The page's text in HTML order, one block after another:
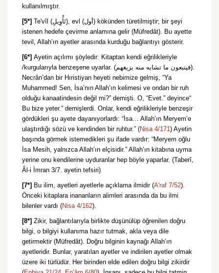
kullanılmıştır.
[5*] Te'vîl (تَأْوِيلِ), evl (أول) kökünden türetilmiştir; bir şeyi
istenen hedefe çevirme anlamına gelir (Müfredât). Bu ayette
tevil, Allah’ın ayetler arasında kurduğu bağlantıyı gösterir.
[6*] Ayetin açılımı şöyledir: Kitaptan kendi eğrilikleriyle
/kurgularıyla benzeşene uyarlar. (فيتبعون ما تشابه منه بزيغهم).
Necrân’dan bir Hıristiyan heyeti nebimize gelmiş, “Ya
Muhammed! Sen, İsa’nın Allah’ın kelimesi ve ondan bir ruh
olduğu kanaatindesin değil mi?” demişti. O, “Evet.” deyince“
Bu bize yeter.” demişlerdi. Onlar, kendi eğrilikleriyle benzeşir
gördükleri şu ayete dayanıyorlardı: “İsa… Allah’ın Meryem’e
ulaştırdığı sözü ve kendinden bir ruhtur.” (Nisa 4/171) Ayetin
başında görmek istemedikleri şu ifade vardır: “Meryem oğlu
İsa Mesih, yalnızca Allah’ın elçisidir.” Allah’ın kitabına uyma
yerine onu kendilerine uyduranlar hep böyle yaparlar. (Taberî,
Âl-i İmran 3/7. ayetin tefsiri)
[7*] Bu ilim, ayetleri ayetlerle açıklama ilmidir (A'raf 7/52).
Önceki kitaplara inananların alimleri arasında da bu ilmi
bilenler vardı (Nisa 4/162).
[8*] Zikir, bağlantılarıyla birlikte düşünülüp öğrenilen doğru
bilgi, o bilgiyi kullanıma hazır tutmak, akla veya dile
getirmektir (Müfredât). Doğru bilginin kaynağı Allah’ın
ayetleridir. Bunlar, yaratılan ayetler ve indirilen ayetler olmak
üzere iki türlüdür. Her birinden elde edilen doğru bilgi zikirdir